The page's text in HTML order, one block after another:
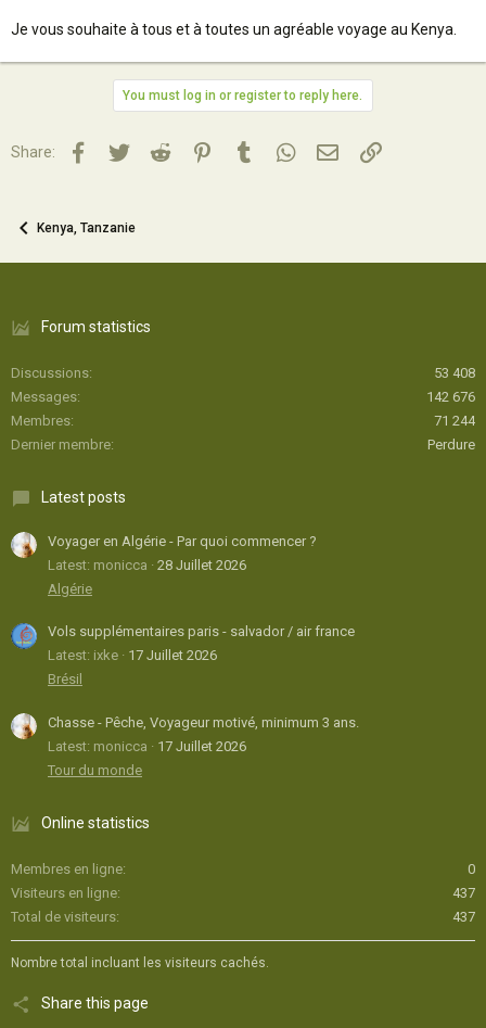
Je vous souhaite à tous et à toutes un agréable voyage au Kenya.
You must log in or register to reply here.
Share: Facebook
TwitterReddit PinterestTumblrWhatsApp
Email Lien
Kenya, Tanzanie
Forum statistics
Discussions
53 408
Messages
142 676
Membres
71 244
Dernier membre
Perdure
Latest posts
Voyager en Algérie - Par quoi commencer ?
Latest: monicca
28 Juillet 2026
Algérie
Vols supplémentaires paris - salvador / air france
Latest: ixke
17 Juillet 2026
Brésil
Chasse - Pêche, Voyageur motivé, minimum 3 ans.
Latest: monicca
17 Juillet 2026
Tour du monde
Online statistics
Membres en ligne
0
Visiteurs en ligne
437
Total de visiteurs
437
Nombre total incluant les visiteurs cachés.
Share this page